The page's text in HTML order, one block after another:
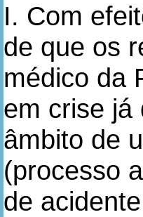
I. Com
de que os
médico da
em crise já
âmbito de
(processo
de